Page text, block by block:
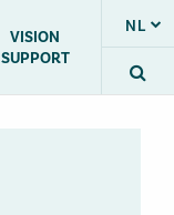
VISION
SUPPORT
NL